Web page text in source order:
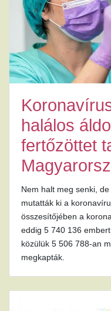
halálos
fertőzöttet
Nem halt meg senki,
mutatták ki a
összesítőjében a
eddig 5 740 136
közülük 5 506 788-an
megkapták.